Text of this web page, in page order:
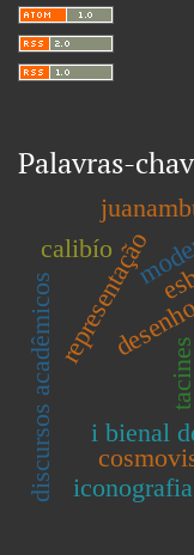
Palavras-
i bienal
representação
calibío
tacines
discursos acadêmicos